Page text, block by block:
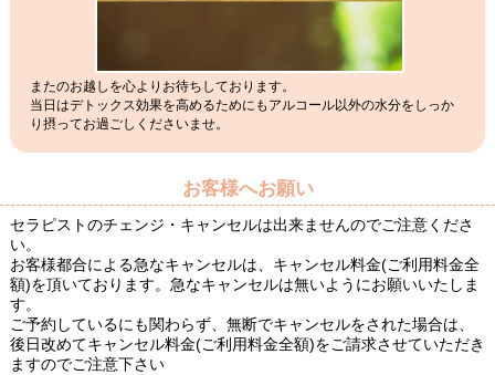
またのお越しを心よりお待ちしております。
当日はデトックス効果を高めるためにもアルコール以外の水分をしっか
り摂ってお過ごしくださいませ。
お客様へお願い
セラピストのチェンジ・キャンセルは出来ませんのでご注意くださ
い。
お客様都合による急なキャンセルは、キャンセル料金(ご利用料金全
額)を頂いております。急なキャンセルは無いようにお願いいたしま
す。
ご予約しているにも関わらず、無断でキャンセルをされた場合は、
後日改めてキャンセル料金(ご利用料金全額)をご請求させていただき
ますのでご注意下さい